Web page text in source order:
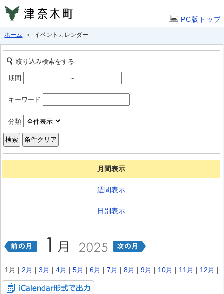
PC版トップ
ホーム ＞ イベントカレンダー
絞り込み検索をする
期間 ～
キーワード
分類
月間表示
週間表示
日別表示
1月 | 2月 | 3月 | 4月 | 5月 | 6月 | 7月 | 8月 | 9月 | 10月 | 11月 | 12月 |